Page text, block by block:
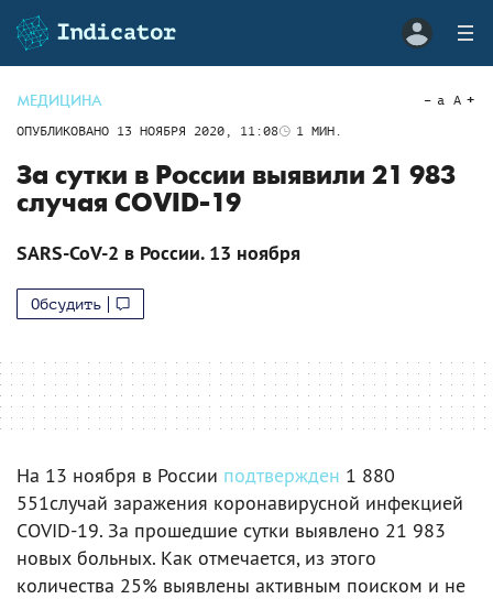
МЕДИЦИНА
ОПУБЛИКОВАНО 13 НОЯБРЯ 2020, 11:08 1 МИН.
a A
За сутки в России выявили 21 983
случая COVID-19
SARS-CoV-2 в России. 13 ноября
Обсудить
На 13 ноября в России подтвержден 1 880
551случай заражения коронавирусной инфекцией
COVID-19. За прошедшие сутки выявлено 21 983
новых больных. Как отмечается, из этого
количества 25% выявлены активным поиском и не